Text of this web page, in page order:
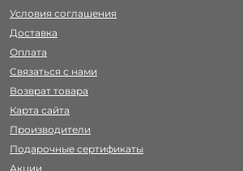
Условия соглашения
Доставка
Оплата
Связаться с нами
Возврат товара
Карта сайта
Производители
Подарочные сертификаты
Акции